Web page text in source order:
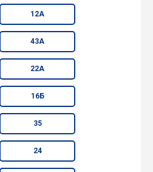
12А
43А
22А
16Б
35
24